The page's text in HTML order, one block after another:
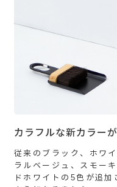
カラフルな新カラー
従来のブラック、ホワ
ラルベージュ、スモー
ドホワイトの5色が追